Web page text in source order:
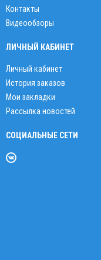
Контакты
Видеообзоры
ЛИЧНЫЙ КАБИНЕТ
Личный кабинет
История заказов
Мои закладки
Рассылка новостей
СОЦИАЛЬНЫЕ СЕТИ